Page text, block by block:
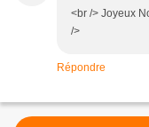
<br /> Joyeux
/>
Répondre